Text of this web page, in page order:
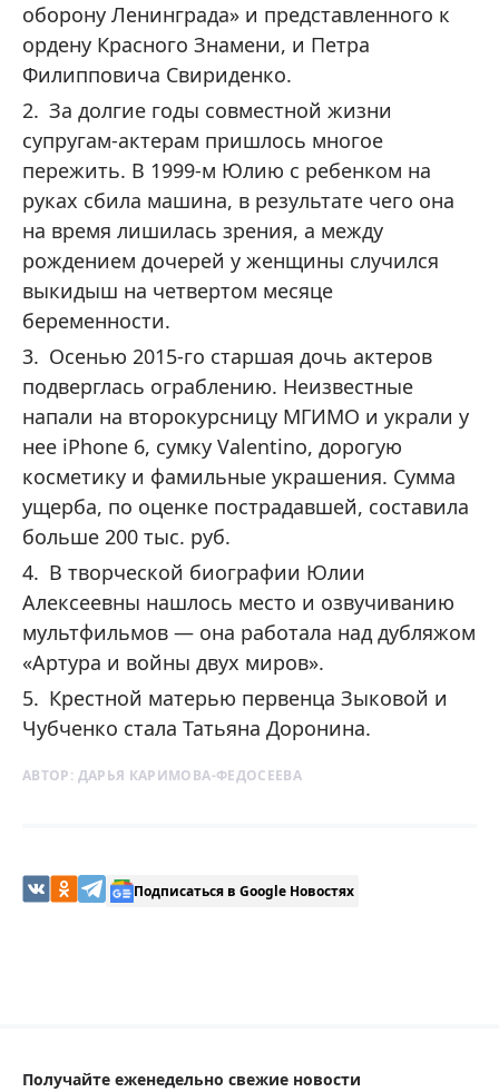
оборону Ленинграда» и представленного к
ордену Красного Знамени, и Петра
Филипповича Свириденко.
За долгие годы совместной жизни
супругам-актерам пришлось многое
пережить. В 1999-м Юлию с ребенком на
руках сбила машина, в результате чего она
на время лишилась зрения, а между
рождением дочерей у женщины случился
выкидыш на четвертом месяце
беременности.
Осенью 2015-го старшая дочь актеров
подверглась ограблению. Неизвестные
напали на второкурсницу МГИМО и украли у
нее iPhone 6, сумку Valentino, дорогую
косметику и фамильные украшения. Сумма
ущерба, по оценке пострадавшей, составила
больше 200 тыс. руб.
В творческой биографии Юлии
Алексеевны нашлось место и озвучиванию
мультфильмов — она работала над дубляжом
«Артура и войны двух миров».
Крестной матерью первенца Зыковой и
Чубченко стала Татьяна Доронина.
АВТОР: ДАРЬЯ КАРИМОВА-ФЕДОСЕЕВА
Подписаться в Google Новостях
Получайте еженедельно свежие новости